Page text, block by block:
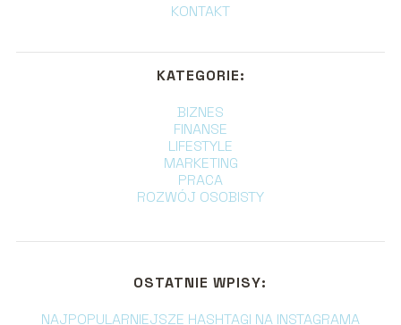
KONTAKT
KATEGORIE:
BIZNES
FINANSE
LIFESTYLE
MARKETING
PRACA
ROZWÓJ OSOBISTY
OSTATNIE WPISY:
NAJPOPULARNIEJSZE HASHTAGI NA INSTAGRAMA